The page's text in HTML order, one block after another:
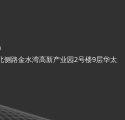
侧路金水湾高新产业园2号楼9层华太